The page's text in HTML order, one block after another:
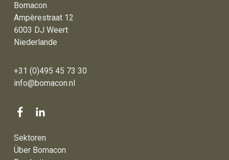
Bomacon
Ampèrestraat 12
6003 DJ Weert
Niederlande
+31 (0)495 45 73 30
info@bomacon.nl
Sektoren
Über Bomacon